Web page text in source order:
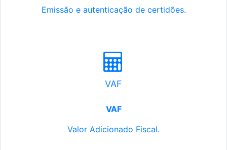
Emissão e autenticação de certidões.
VAF
VAF
Valor Adicionado Fiscal.